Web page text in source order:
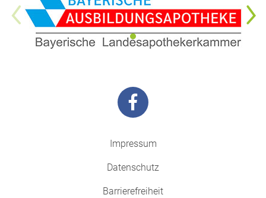
Impressum
Datenschutz
Barrierefreiheit